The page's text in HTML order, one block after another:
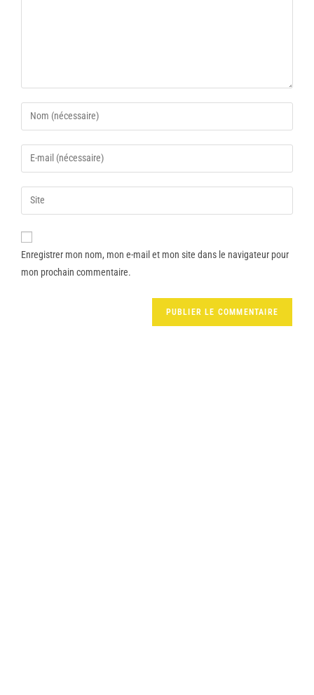
Enregistrer mon nom, mon e-mail et mon site dans le navigateur pour
mon prochain commentaire.